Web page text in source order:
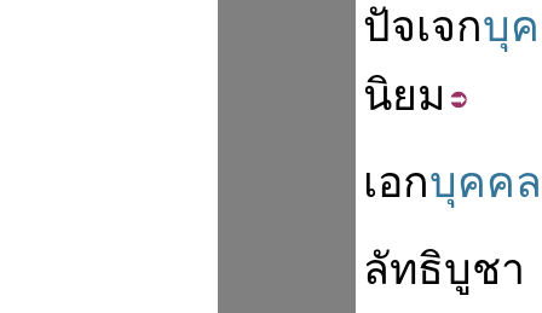
ปัจเจกบุ
นิยม
เอกบุคคล
ลัทธิบูชา